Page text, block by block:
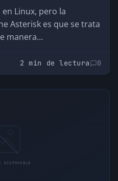
Linux, pero la
Asterisk es que se trata
manera…
2 min de lectura 0